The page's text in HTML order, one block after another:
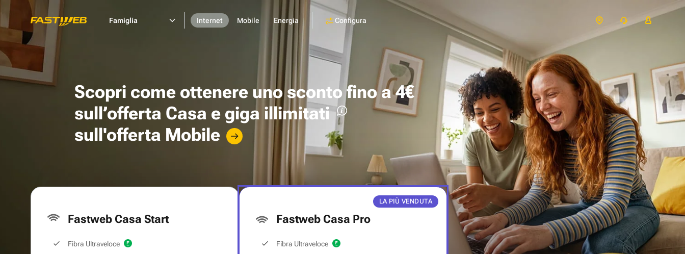
Famiglia Internet Mobile Energia Configura
Scopri come ottenere unosconto fino a 4€
sull’offerta Casa e giga illimitati
sull'offerta Mobile
Fastweb Casa Start
Fibra Ultraveloce
LA PIÙ VENDUTA
Fastweb Casa Pro
Fibra Ultraveloce